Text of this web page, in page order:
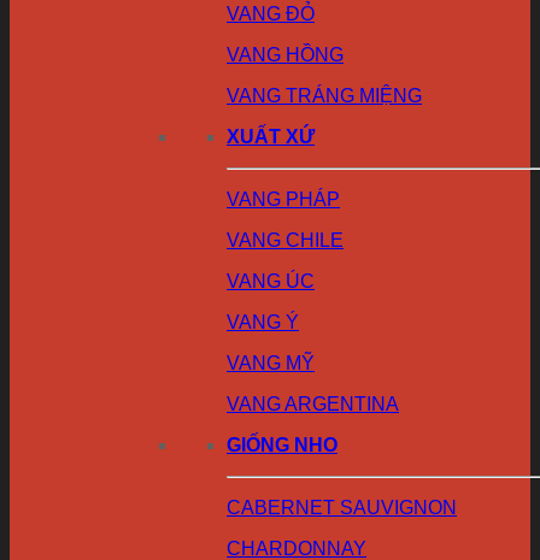
VANG ĐỎ
VANG HỒNG
VANG TRÁNG MIỆNG
XUẤT XỨ
VANG PHÁP
VANG CHILE
VANG ÚC
VANG Ý
VANG MỸ
VANG ARGENTINA
GIỐNG NHO
CABERNET SAUVIGNON
CHARDONNAY